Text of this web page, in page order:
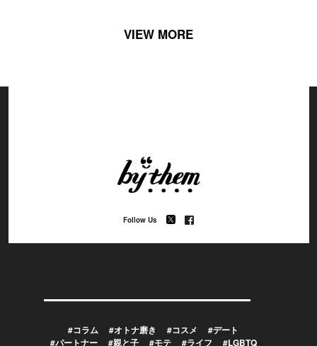
VIEW MORE
Follow Us
#コラム #オトナ磨き #コスメ
#デート
#パートナー
#親と子 #モテ #ライフ #LGBTQ